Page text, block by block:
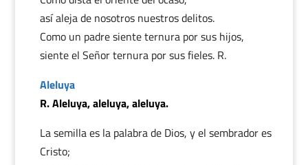
así aleja de nosotros nuestros delitos.
Como un padre siente ternura por sus hijos,
siente el Señor ternura por sus fieles. R.
Aleluya
R. Aleluya, aleluya, aleluya.
La semilla es la palabra de Dios, y el sembrador es
Cristo;